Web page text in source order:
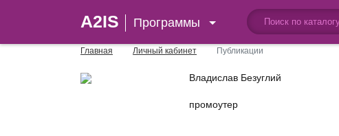
A2IS Программы
Главная Личный кабинет Публикации
Владислав Безуглий
промоутер